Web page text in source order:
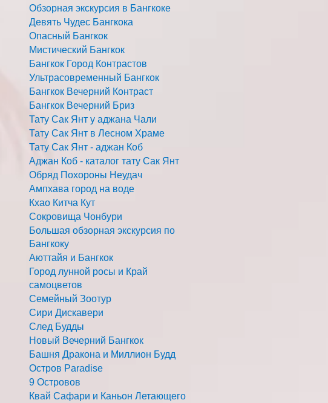
Обзорная экскурсия в Бангкоке
Девять Чудес Бангкока
Опасный Бангкок
Мистический Бангкок
Бангкок Город Контрастов
Ультрасовременный Бангкок
Бангкок Вечерний Контраст
Бангкок Вечерний Бриз
Тату Сак Янт у аджана Чали
Тату Сак Янт в Лесном Храме
Тату Сак Янт - аджан Коб
Аджан Коб - каталог тату Сак Янт
Обряд Похороны Неудач
Ампхава город на воде
Кхао Китча Кут
Сокровища Чонбури
Большая обзорная экскурсия по
Бангкоку
Аюттайя и Бангкок
Город лунной росы и Край
самоцветов
Семейный Зоотур
Сири Дискавери
След Будды
Новый Вечерний Бангкок
Башня Дракона и Миллион Будд
Остров Paradise
9 Островов
Квай Сафари и Каньон Летающего